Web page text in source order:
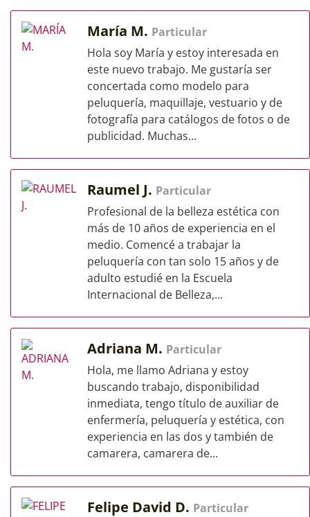
María M. Particular
Hola soy María y estoy interesada en
este nuevo trabajo. Me gustaría ser
concertada como modelo para
peluquería, maquillaje, vestuario y de
fotografía para catálogos de fotos o de
publicidad. Muchas...
Raumel J. Particular
Profesional de la belleza estética con
más de 10 años de experiencia en el
medio. Comencé a trabajar la
peluquería con tan solo 15 años y de
adulto estudié en la Escuela
Internacional de Belleza,...
Adriana M. Particular
Hola, me llamo Adriana y estoy
buscando trabajo, disponibilidad
inmediata, tengo título de auxiliar de
enfermería, peluquería y estética, con
experiencia en las dos y también de
camarera, camarera de...
Felipe David D. Particular